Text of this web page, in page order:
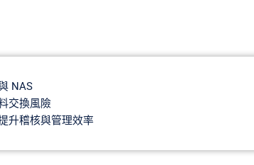
NAS
交換風險
升稽核與管理效率